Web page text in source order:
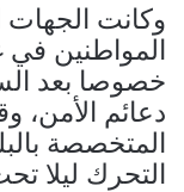
وكانت
المواطنين في
خصوصا بعد
دعائم الأمن،
المتخصصة
التحرك ليلا